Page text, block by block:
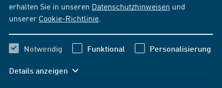
erhalten Sie in unseren Datenschutzhinweisen und
unserer Cookie-Richtlinie
Notwendig Funktional Personalisierung
Details anzeigen